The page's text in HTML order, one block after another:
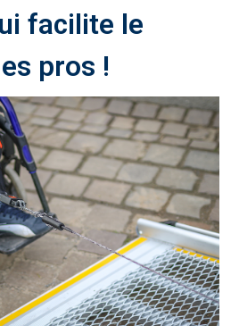
facilite le
pros !